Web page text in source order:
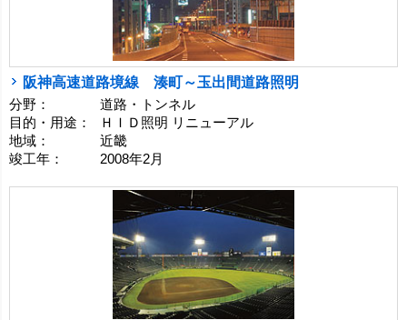
阪神高速道路境線 湊町～玉出間道路照明
分野：
道路・トンネル
目的・用途：
ＨＩＤ照明 リニューアル
地域：
近畿
竣工年：
2008年2月